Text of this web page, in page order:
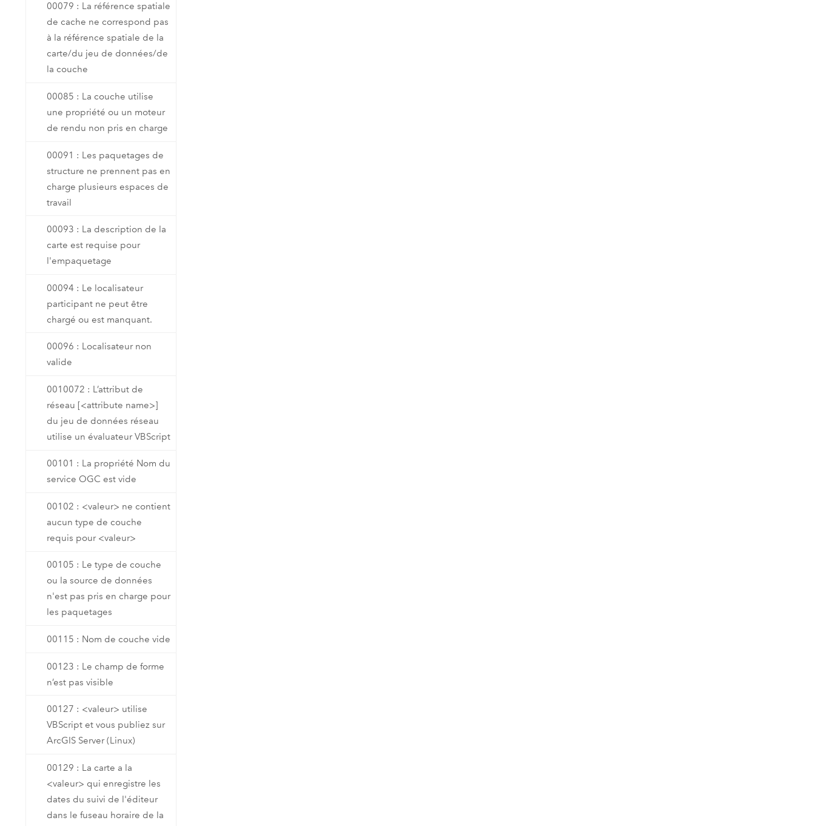
00079 : La référence spatiale
de cache ne correspond pas
à la référence spatiale de la
carte/du jeu de données/de
la couche
00085 : La couche utilise
une propriété ou un moteur
de rendu non pris en charge
00091 : Les paquetages de
structure ne prennent pas en
charge plusieurs espaces de
travail
00093 : La description de la
carte est requise pour
l'empaquetage
00094 : Le localisateur
participant ne peut être
chargé ou est manquant.
00096 : Localisateur non
valide
0010072 : L’attribut de
réseau [<attribute name>]
du jeu de données réseau
utilise un évaluateur VBScript
00101 : La propriété Nom du
service OGC est vide
00102 : <valeur> ne contient
aucun type de couche
requis pour <valeur>
00105 : Le type de couche
ou la source de données
n'est pas pris en charge pour
les paquetages
00115 : Nom de couche vide
00123 : Le champ de forme
n’est pas visible
00127 : <valeur> utilise
VBScript et vous publiez sur
ArcGIS Server (Linux)
00129 : La carte a la
<valeur> qui enregistre les
dates du suivi de l'éditeur
dans le fuseau horaire de la